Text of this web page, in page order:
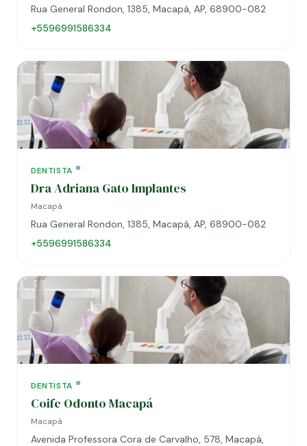
Rua General Rondon, 1385, Macapá, AP, 68900-082
+5596991586334
DENTISTA
Dra Adriana Gato Implantes
Macapá
Rua General Rondon, 1385, Macapá, AP, 68900-082
+5596991586334
DENTISTA
Coife Odonto Macapá
Macapá
Avenida Professora Cora de Carvalho, 578, Macapá,